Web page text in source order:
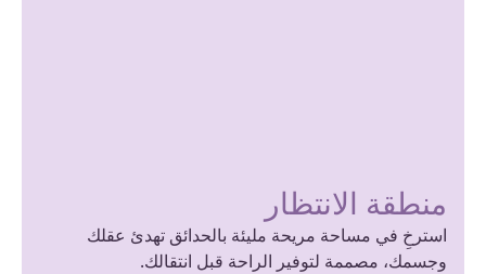
منطقة الانتظار
استرخِ في مساحة مريحة مليئة بالحدائق تهدئ عقلك
وجسمك، مصممة لتوفير الراحة قبل انتقالك.